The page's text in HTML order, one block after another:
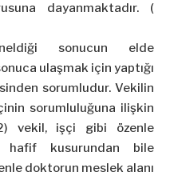
dayanmaktadır. (
sonucun elde
ulaşmak için yaptığı
sorumludur. Vekilin
sorumluluğuna ilişkin
2) vekil, işçi gibi özenle
hafif kusurundan bile
doktorun meslek alanı